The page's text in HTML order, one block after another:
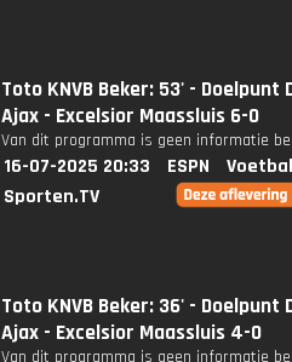
Toto KNVB Beker: 53' - Doelpunt
Ajax - Excelsior Maassluis 6-0
Van dit programma is geen informatie
16-07-2025 20:33 ESPN
Sporten.TV
Toto KNVB Beker: 36' - Doelpunt
Ajax - Excelsior Maassluis 4-0
Van dit programma is geen informatie